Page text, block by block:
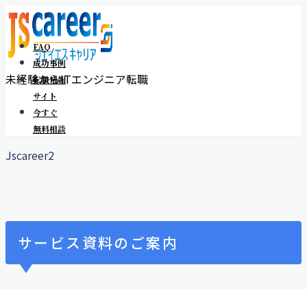
未経験からITエンジニア転職
MENU
FAQ
私たちについて
成功事例
FAQ
成功事例
転職情報
サイト
今すぐ
無料相談
Jscareer2
サービス資料のご案内